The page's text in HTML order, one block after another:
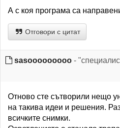
А с коя програма са
Отговори с цитат
sasooooooooo -
Отново сте сътворили нещо
на такива идеи и решения.
всичките снимки.